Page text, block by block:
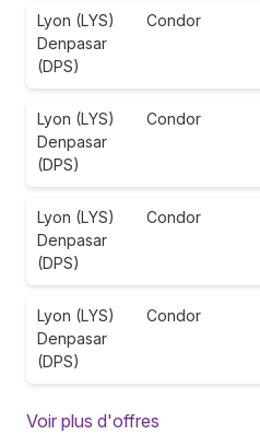
Lyon (LYS)
Denpasar
(DPS)
Condor
Lyon (LYS)
Denpasar
(DPS)
Condor
Lyon (LYS)
Denpasar
(DPS)
Condor
Lyon (LYS)
Denpasar
(DPS)
Condor
Voir plus d'offres